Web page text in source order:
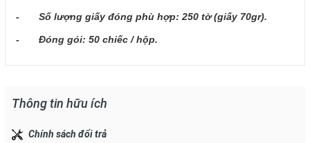
- Số lượng giấy đóng phù hợp: 250 tờ (giấy 70gr).
- Đóng gói: 50 chiếc / hộp.
Thông tin hữu ích
Chính sách đổi trả